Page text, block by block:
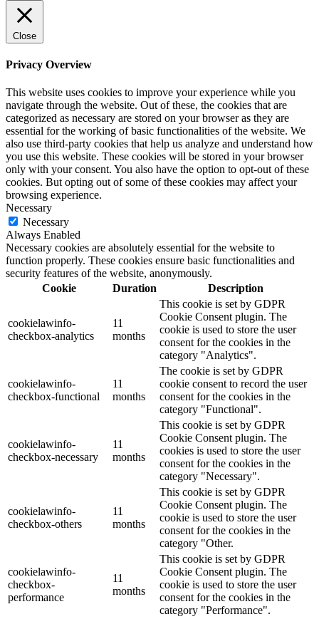
Close
Privacy Overview
This website uses cookies to improve your experience while you
navigate through the website. Out of these, the cookies that are
categorized as necessary are stored on your browser as they are
essential for the working of basic functionalities of the website. We
also use third-party cookies that help us analyze and understand how
you use this website. These cookies will be stored in your browser
only with your consent. You also have the option to opt-out of these
cookies. But opting out of some of these cookies may affect your
browsing experience.
Necessary
Necessary
Always Enabled
Necessary cookies are absolutely essential for the website to
function properly. These cookies ensure basic functionalities and
security features of the website, anonymously.
Cookie
Duration Description
cookielawinfo-
checkbox-analytics
11
months
This cookie is set by GDPR
Cookie Consent plugin. The
cookie is used to store the user
consent for the cookies in the
category "Analytics".
cookielawinfo-
checkbox-functional
11
months
The cookie is set by GDPR
cookie consent to record the user
consent for the cookies in the
category "Functional".
cookielawinfo-
checkbox-necessary
11
months
This cookie is set by GDPR
Cookie Consent plugin. The
cookies is used to store the user
consent for the cookies in the
category "Necessary".
cookielawinfo-
checkbox-others
11
months
This cookie is set by GDPR
Cookie Consent plugin. The
cookie is used to store the user
consent for the cookies in the
category "Other.
cookielawinfo-
checkbox-
performance
11
months
This cookie is set by GDPR
Cookie Consent plugin. The
cookie is used to store the user
consent for the cookies in the
category "Performance".